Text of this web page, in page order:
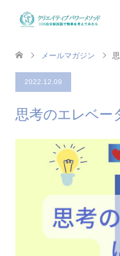
メールマガジン
2022.12.09
思考のエレベー